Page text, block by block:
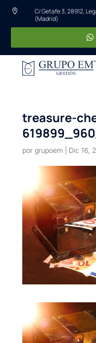

C/ Getafe 3, 28912,
(Madrid)
treasure-
por grupoem Dic 16,